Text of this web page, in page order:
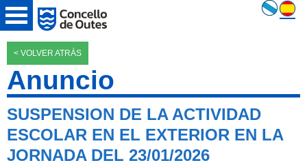
< VOLVER ATRÁS
Anuncio
SUSPENSION DE LA ACTIVIDAD
ESCOLAR EN EL EXTERIOR EN LA
JORNADA DEL 23/01/2026